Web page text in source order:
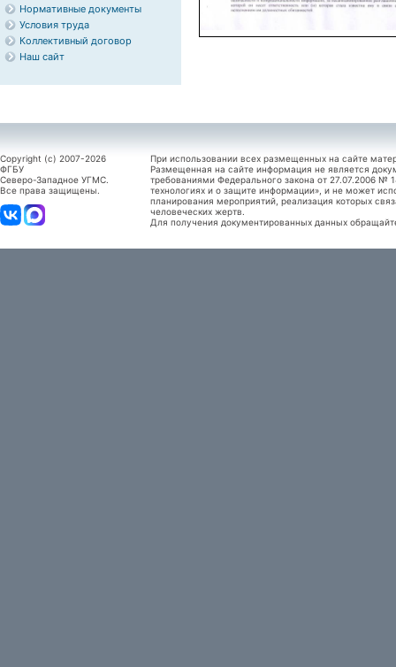
Нормативные документы
Условия труда
Коллективный договор
Наш сайт
Copyright (c) 2007-2026
ФГБУ
Северо-Западное УГМС.
Все права защищены.
При использовании всех размещенных на сайте
Размещенная на сайте информация не является
требованиями Федерального закона от 27.07.2006
технологиях и о защите информации», и не может
планирования мероприятий, реализация которых
человеческих жертв.
Для получения документированных данных